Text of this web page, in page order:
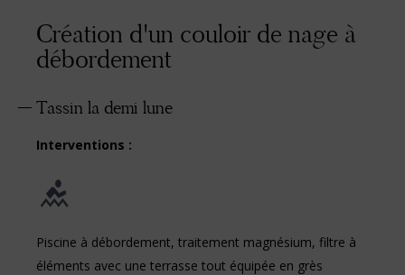
Création d'un couloir de nage à
débordement
Tassin la demi lune
Interventions :
Piscine à débordement, traitement magnésium, filtre à
éléments avec une terrasse tout équipée en grès